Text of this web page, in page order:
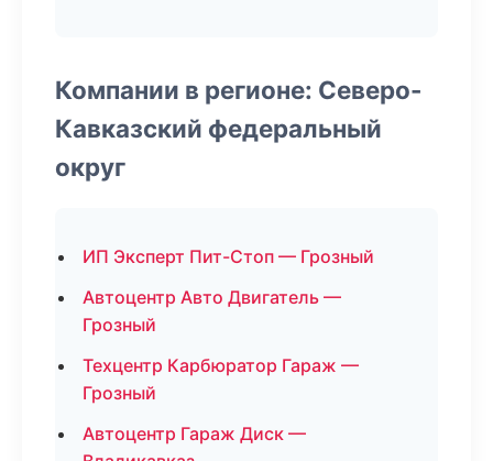
Компании в регионе: Северо-
Кавказский федеральный
округ
ИП Эксперт Пит-Стоп — Грозный
Автоцентр Авто Двигатель —
Грозный
Техцентр Карбюратор Гараж —
Грозный
Автоцентр Гараж Диск —